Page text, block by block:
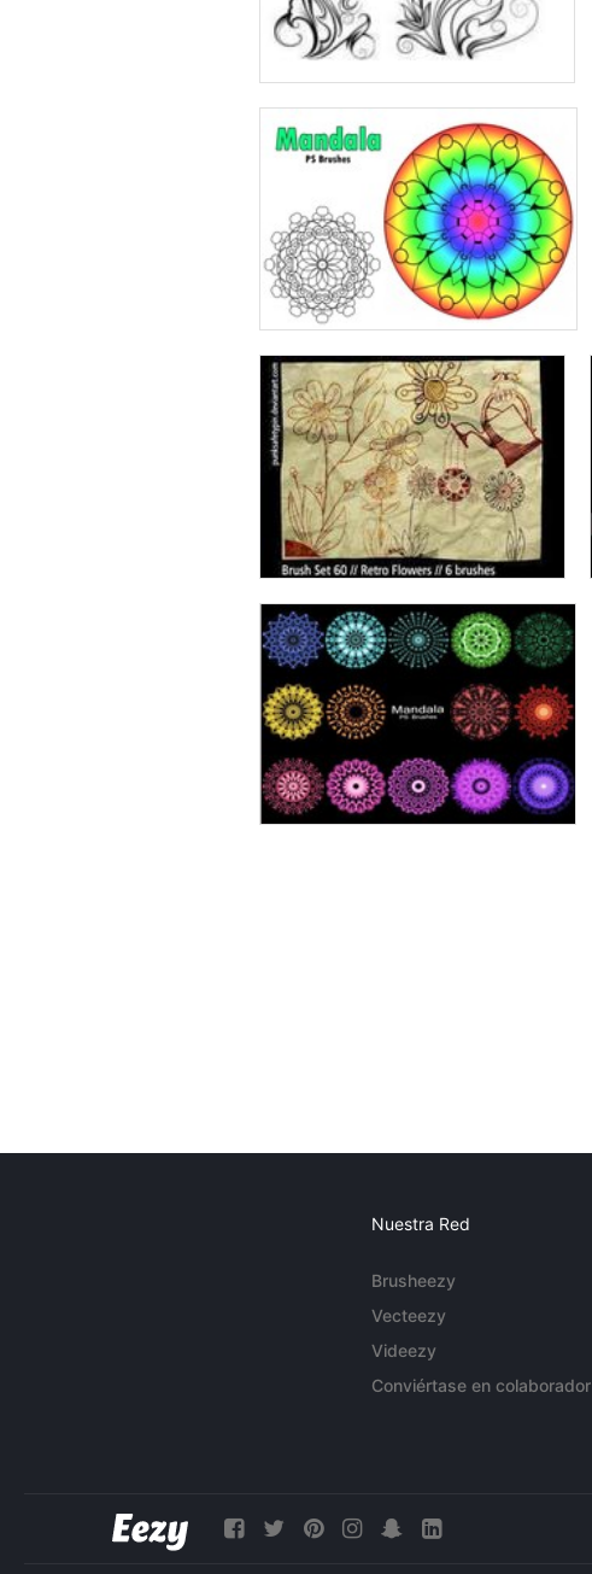
Nuestra Red
Brusheezy
Vecteezy
Videezy
Conviértase en colaborador